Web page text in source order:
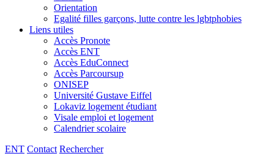
Orientation
Egalité filles garçons, lutte contre les lgbtphobies
Liens utiles
Accès Pronote
Accès ENT
Accès EduConnect
Accès Parcoursup
ONISEP
Université Gustave Eiffel
Lokaviz logement étudiant
Visale emploi et logement
Calendrier scolaire
ENT Contact Rechercher